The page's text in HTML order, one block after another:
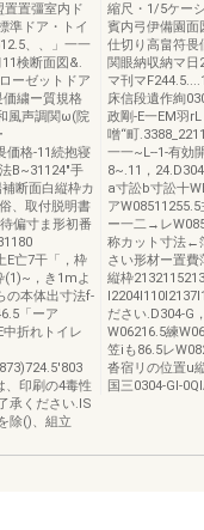
置置彊室内ド
準ドア・トイ
、、」一一
検断面図&.
ーゼットドア
繍ー質規格
風声調関ω(院
価格-11続抱寝
B~31124"手
断面白縦枠カ
、取付脱明書
偏寸ま形初番
E亡7干「，枠
(1)~，き1mよ
の本体出寸法f-
「ーア
中折れトイレ
、印刷の4毒性
承ください.lS
除()、組立
縮尺・1/5ケー
賓内弓伊備園面
仕切り高畠符畏
関眼納収納マ
マ刊マ
床信段遺作絢
政剛-E一EM羽
噌“町
一一~L--1-有効
8~.11，
a寸訟b寸訟十
ア
ー一二→レ
称カット寸法←
さい形材ー置
縦枠
ださい.D304-G
W06216.5練
笠iも86.5レ
沓宿リの位置u
国三0304-Gl-